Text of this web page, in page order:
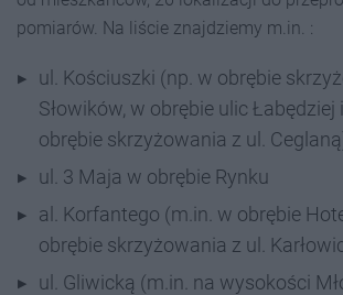
pomiarów. Na liście znajdziemy m.in. :
ul. Kościuszki (np. w obrębie
Słowików, w obrębie ulic Łabędziej
obrębie skrzyżowania z ul.
ul. 3 Maja w obrębie Rynku
al. Korfantego (m.in. w obrębie
obrębie skrzyżowania z ul.
ul. Gliwicką (m.in. na wysokości